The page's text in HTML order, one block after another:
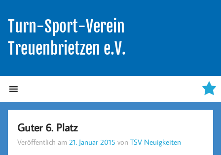
Turn-Sport-Verein
Treuenbrietzen e.V.
Guter 6. Platz
Veröffentlich am 21. Januar 2015 vonTSV Neuigkeiten